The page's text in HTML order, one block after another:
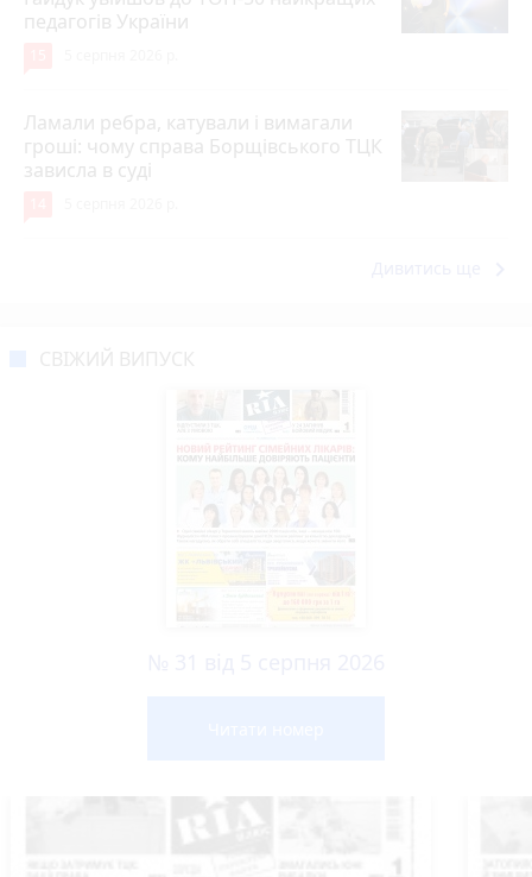
педагогів України
Ламали ребра, катували і вимагали
гроші: чому справа Борщівського ТЦК
зависла в суді